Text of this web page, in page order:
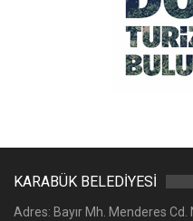
KARABÜK BELEDİYESİ
Adres: Bayır Mh. Menderes